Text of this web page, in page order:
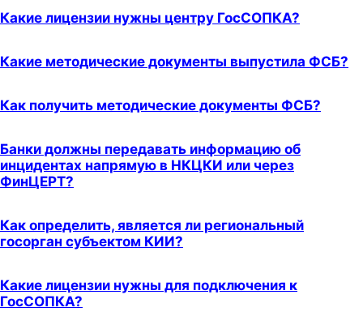
Какие лицензии нужны центру ГосСОПКА?
Какие методические документы выпустила ФСБ?
Как получить методические документы ФСБ?
Банки должны передавать информацию об
инцидентах напрямую в НКЦКИ или через
ФинЦЕРТ?
Как определить, является ли региональный
госорган субъектом КИИ?
Какие лицензии нужны для подключения к
ГосСОПКА?